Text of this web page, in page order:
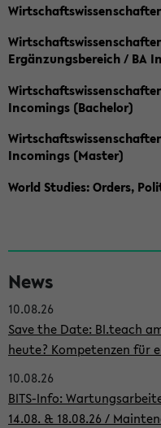
Ergänzungsbereich / BA
Incomings (Bachelor)
Incomings (Master)
World Studies: Orders,
e
i
t
e
n
l
News
10.08.26
Save the Date: BI.teach
heute? Kompetenzen für
10.08.26
BITS-Info:
14.08. & 18.08.26 /